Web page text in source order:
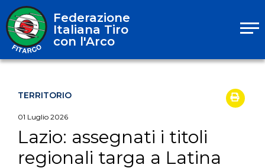
Federazione
Italiana Tiro
con l'Arco
TERRITORIO
01 Luglio 2026
Lazio: assegnati i titoli
regionali targa a Latina